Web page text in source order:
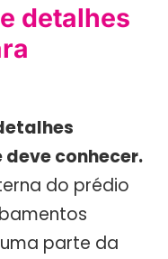
detalhes
conhecer.
do prédio
parte da